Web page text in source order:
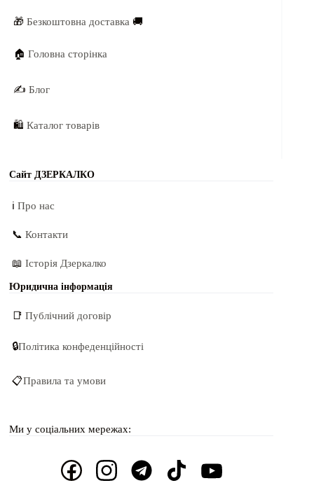
🎁Безкоштовна доставка 🚚
🏠Головна сторінка
✍️Блог
🛍️Каталог товарів
Сайт ДЗЕРКАЛКО
ℹ️Про нас
📞Контакти
📖Історія Дзеркалко
Юридична інформація
📑Публічний договір
🔒Політика конфеденційності
📋Правила та умови
Ми у соціальних мережах: